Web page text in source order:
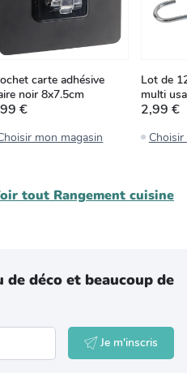
carte adhésive
noir 8x7.5cm
€
mon magasin
Lot de
multi
2,99 €
tout Rangement cuisine
de déco et beaucoup de
Je m'inscris